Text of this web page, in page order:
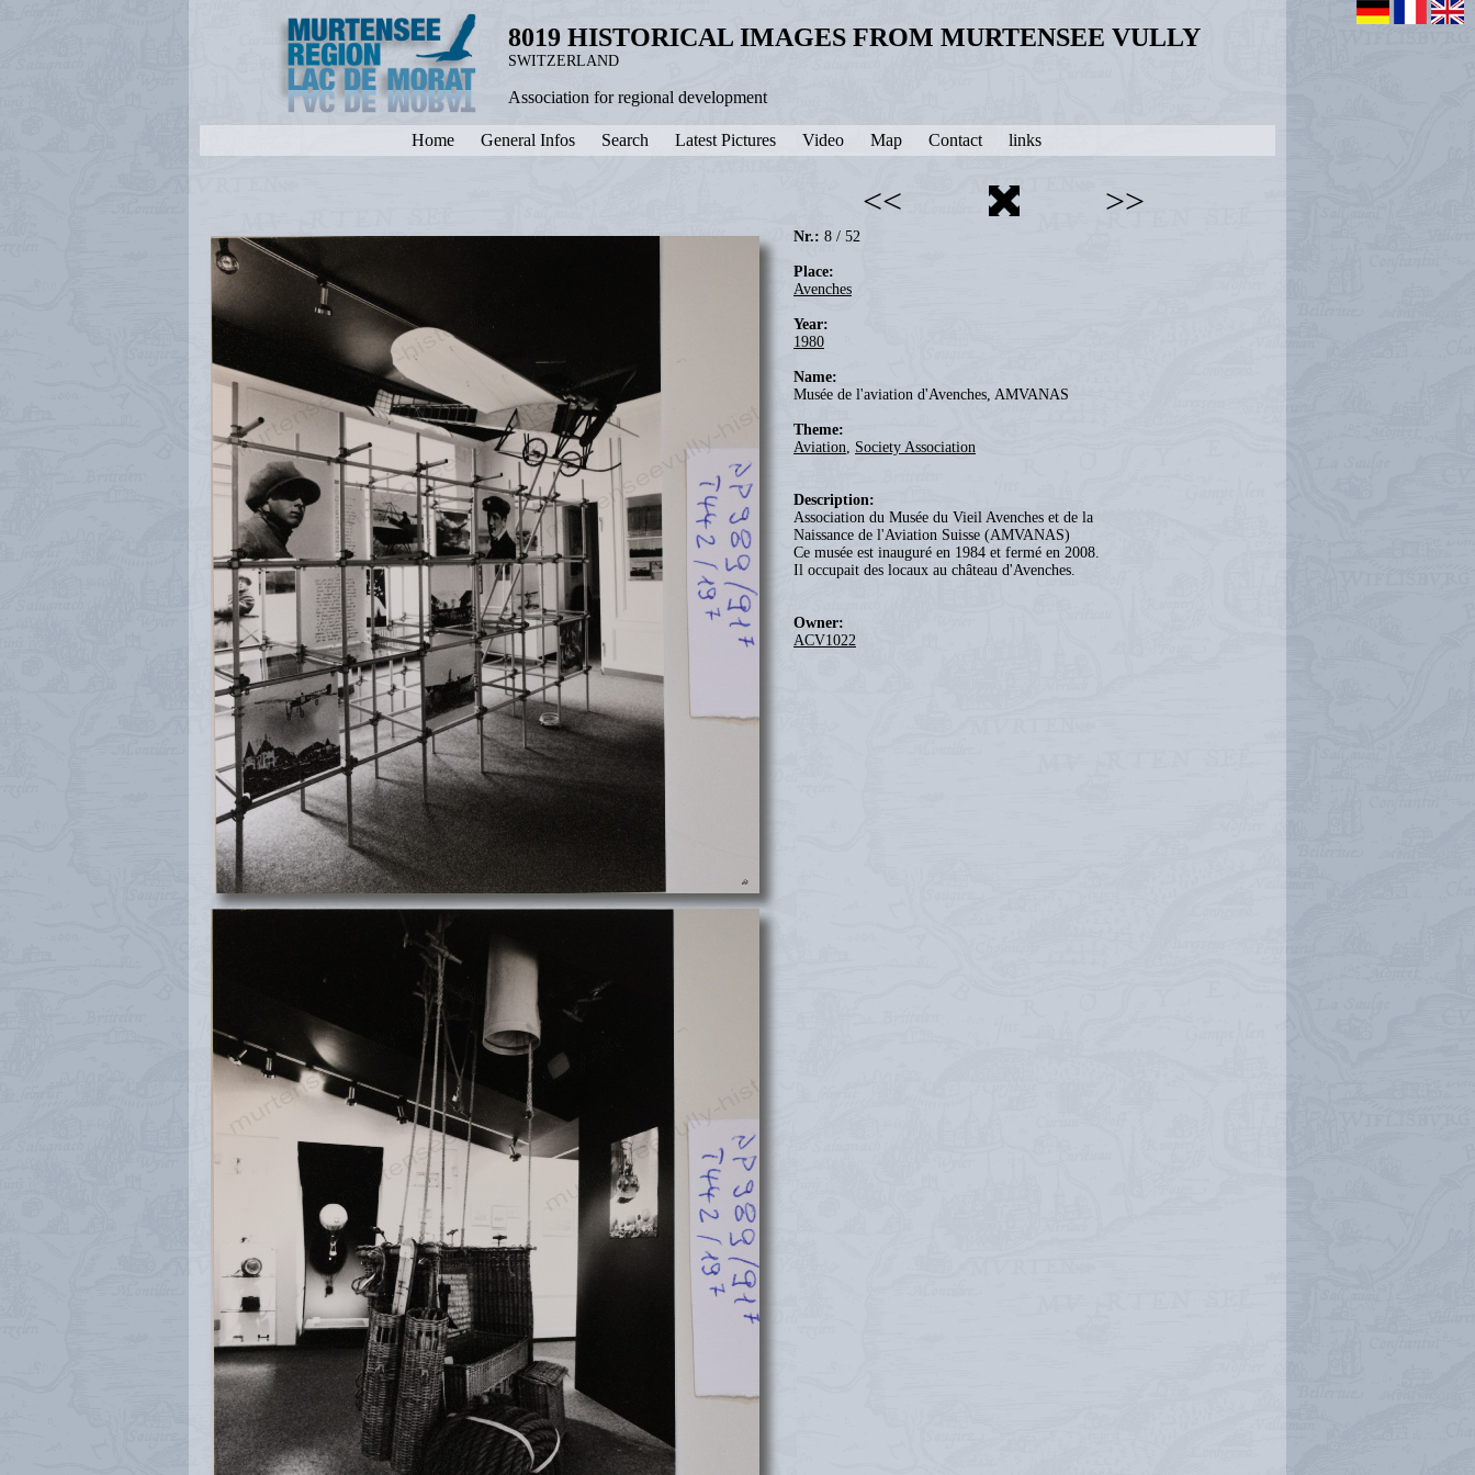
8019 HISTORICAL IMAGES FROM MURTENSEE VULLY
SWITZERLAND
Association for regional development
Home General Infos Search Latest Pictures Video Map Contact links
<< >>
Nr.: 8 / 52
Place:
Avenches
Year:
1980
Name:
Musée de l'aviation d'Avenches, AMVANAS
Theme:
Aviation, Society Association
Description:
Association du Musée du Vieil Avenches et de la
Naissance de l'Aviation Suisse (AMVANAS)
Ce musée est inauguré en 1984 et fermé en 2008.
Il occupait des locaux au château d'Avenches.
Owner:
ACV1022